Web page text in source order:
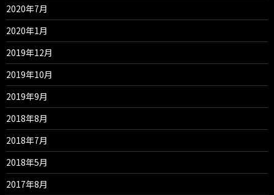
2020年7月
2020年1月
2019年12月
2019年10月
2019年9月
2018年8月
2018年7月
2018年5月
2017年8月